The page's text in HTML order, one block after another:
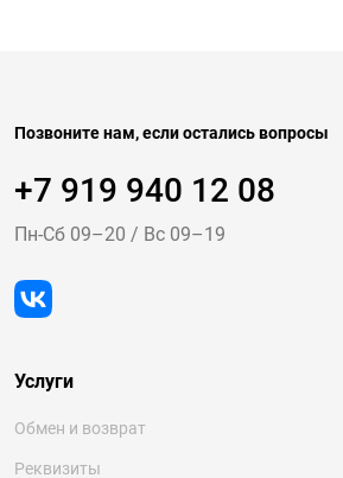
Услуги
Обмен и возврат
Реквизиты
Позвоните нам, если остались вопросы
+7 919 940 12 08
Пн-Cб 09–20 / Вс 09–19